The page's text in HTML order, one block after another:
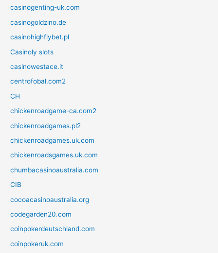
casinogenting-uk.com
casinogoldzino.de
casinohighflybet.pl
Casinoly slots
casinowestace.it
centrofobal.com2
CH
chickenroadgame-ca.com2
chickenroadgames.pl2
chickenroadgames.uk.com
chickenroadsgames.uk.com
chumbacasinoaustralia.com
CIB
cocoacasinoaustralia.org
codegarden20.com
coinpokerdeutschland.com
coinpokeruk.com